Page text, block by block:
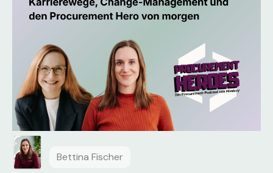
Bettina Fischer